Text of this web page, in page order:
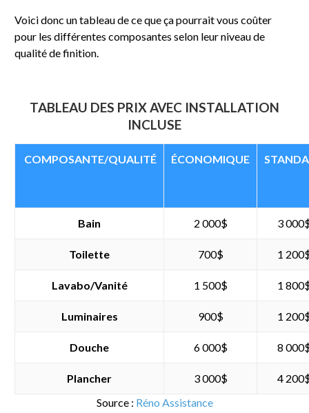
Voici donc un tableau de ce que ça pourrait vous coûter
pour les différentes composantes selon leur niveau de
qualité de finition.
TABLEAU DES PRIX AVEC INSTALLATION
INCLUSE
COMPOSANTE/QUALITÉ ÉCONOMIQUE
Bain 2 000$ 3
Toilette 700$ 1
Lavabo/Vanité 1 500$ 1
Luminaires 900$ 1
Douche 6 000$ 8
Plancher 3 000$
4
Source : Réno Assistance